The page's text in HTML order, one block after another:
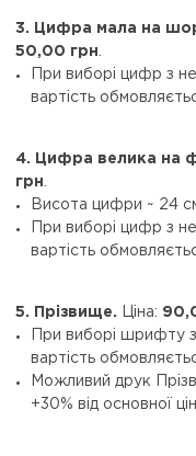
3. Цифра мала на
50,00 грн
При виборі цифр з
вартість
4. Цифра велика на
грн
Висота цифри ~ 24
При виборі цифр з
вартість
5. Прізвище. Ціна:
При виборі шрифту
вартість
Можливий друк
+30% від основної